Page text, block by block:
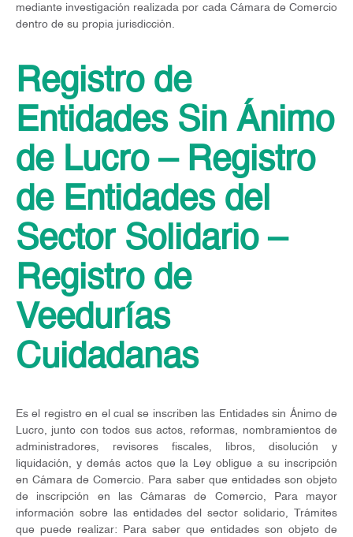
mediante investigación realizada por cada Cámara de Comercio
dentro de su propia jurisdicción.
Registro de
Entidades Sin Ánimo
de Lucro – Registro
de Entidades del
Sector Solidario –
Registro de
Veedurías
Cuidadanas
Es el registro en el cual se inscriben las Entidades sin Ánimo de
Lucro, junto con todos sus actos, reformas, nombramientos de
administradores, revisores fiscales, libros, disolución y
liquidación, y demás actos que la Ley obligue a su inscripción
en Cámara de Comercio. Para saber que entidades son objeto
de inscripción en las Cámaras de Comercio, Para mayor
información sobre las entidades del sector solidario, Trámites
que puede realizar: Para saber que entidades son objeto de